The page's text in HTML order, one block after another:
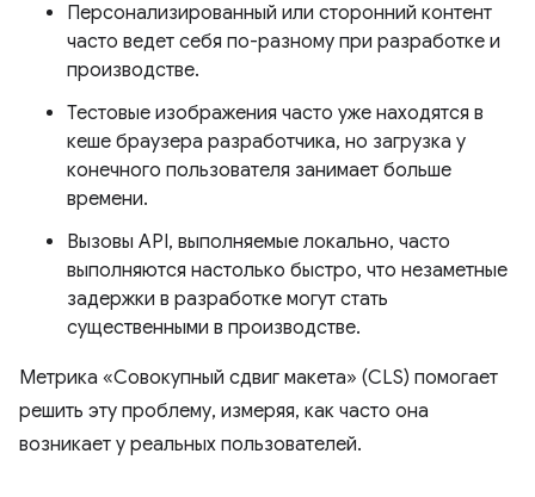
Персонализированный или сторонний контент
часто ведет себя по-разному при разработке и
производстве.
Тестовые изображения часто уже находятся в
кеше браузера разработчика, но загрузка у
конечного пользователя занимает больше
времени.
Вызовы API, выполняемые локально, часто
выполняются настолько быстро, что незаметные
задержки в разработке могут стать
существенными в производстве.
Метрика «Совокупный сдвиг макета» (CLS) помогает
решить эту проблему, измеряя, как часто она
возникает у реальных пользователей.